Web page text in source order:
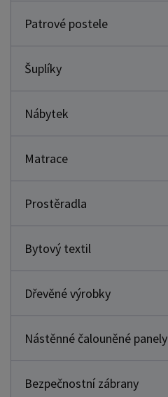
Patrové postele
Šuplíky
Nábytek
Matrace
Prostěradla
Bytový textil
Dřevěné výrobky
Nástěnné čalouněné panely
Bezpečnostní zábrany